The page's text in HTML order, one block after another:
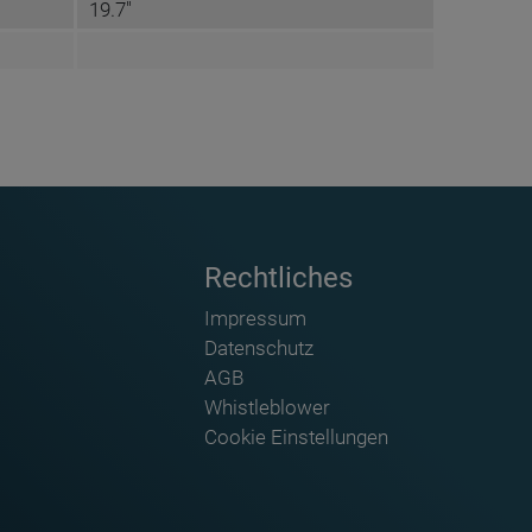
19.7"
Rechtliches
Impressum
Datenschutz
AGB
Whistleblower
Cookie Einstellungen